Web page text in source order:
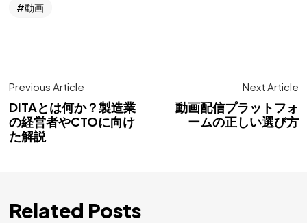
動画
Previous Article
DITAとは何か？製造業
の経営者やCTOに向け
た解説
Next Article
動画配信プラットフォ
ームの正しい選び方
Related Posts